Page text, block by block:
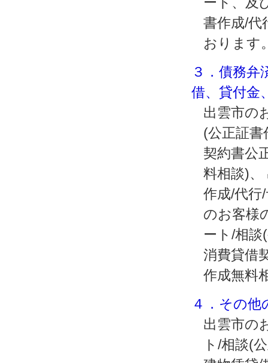
書作成/代
おります
３．債務弁
借、貸付金
出雲市の
(公正証書
契約書公
料相談)、
作成/代行
のお客様
ート/相談
消費貸借
作成無料
４．その他
出雲市の
ト/相談(